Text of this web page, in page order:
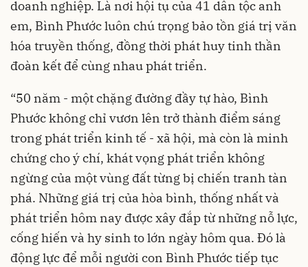
doanh nghiệp. Là nơi hội tụ của 41 dân tộc anh
em, Bình Phước luôn chú trọng bảo tồn giá trị văn
hóa truyền thống, đồng thời phát huy tinh thần
đoàn kết để cùng nhau phát triển.
“50 năm - một chặng đường đầy tự hào, Bình
Phước không chỉ vươn lên trở thành điểm sáng
trong phát triển kinh tế - xã hội, mà còn là minh
chứng cho ý chí, khát vọng phát triển không
ngừng của một vùng đất từng bị chiến tranh tàn
phá. Những giá trị của hòa bình, thống nhất và
phát triển hôm nay được xây đắp từ những nỗ lực,
cống hiến và hy sinh to lớn ngày hôm qua. Đó là
động lực để mỗi người con Bình Phước tiếp tục